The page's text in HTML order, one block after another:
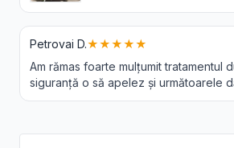
Petrovai D.★★★★★
Am rămas foarte mulțumit tratamentul
siguranță o să apelez și următoarele